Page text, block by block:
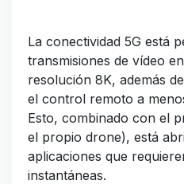
La conectividad 5G está
transmisiones de vídeo
resolución 8K, además
el control remoto a
Esto, combinado con el
el propio drone), está
aplicaciones que
instantáneas.